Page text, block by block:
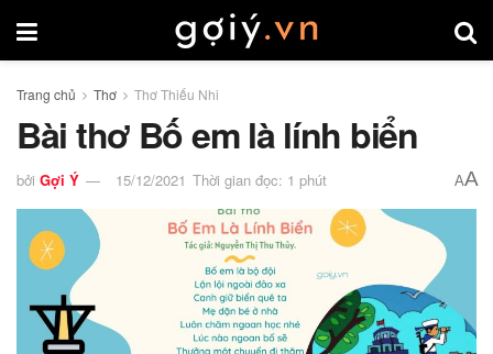
Trang chủ Thơ Thơ Thiếu Nhi
Bài thơ Bố em là lính biển
bởi Gợi Ý 15/12/2021 Thời gian đọc: 1 phút AA